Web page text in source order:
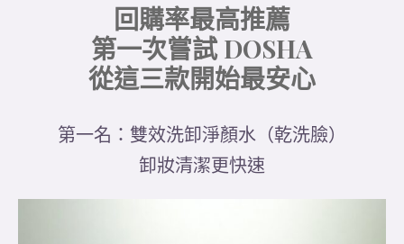
回購率最高推薦
第一次嘗試 DOSHA
從這三款開始最安心
第一名：雙效洗卸淨顏水（乾洗臉）
卸妝清潔更快速